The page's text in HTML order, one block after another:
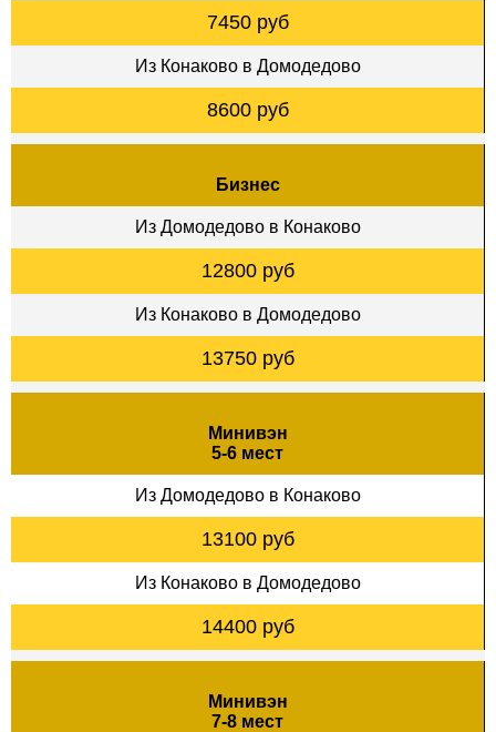
7450 руб
Из Конаково в Домодедово
8600 руб
Бизнес
Из Домодедово в Конаково
12800 руб
Из Конаково в Домодедово
13750 руб
Минивэн
5-6 мест
Из Домодедово в Конаково
13100 руб
Из Конаково в Домодедово
14400 руб
Минивэн
7-8 мест